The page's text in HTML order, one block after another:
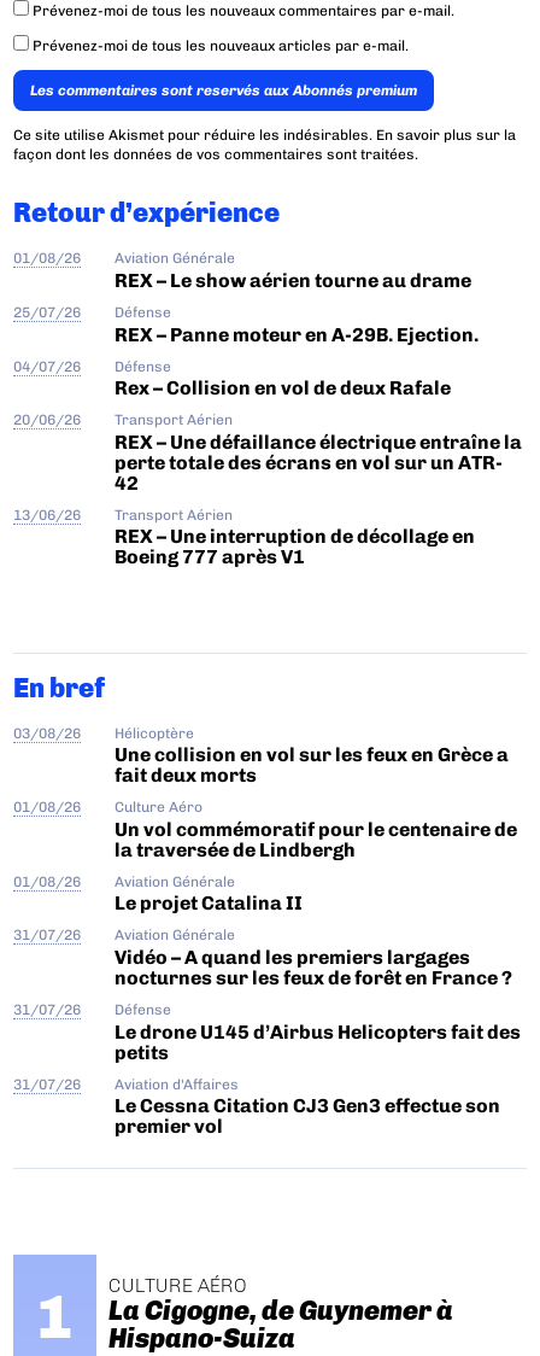
Prévenez-moi de tous les nouveaux commentaires par e-mail.
Prévenez-moi de tous les nouveaux articles par e-mail.
Les commentaires sont reservés aux Abonnés premium
Ce site utilise Akismet pour réduire les indésirables. En savoir plus sur la
façon dont les données de vos commentaires sont traitées.
Retour d’expérience
01/08/26 Aviation Générale
REX – Le show aérien tourne au drame
25/07/26 Défense
REX – Panne moteur en A-29B. Ejection.
04/07/26 Défense
Rex – Collision en vol de deux Rafale
20/06/26 Transport Aérien
REX – Une défaillance électrique entraîne la
perte totale des écrans en vol sur un ATR-
42
13/06/26 Transport Aérien
REX – Une interruption de décollage en
Boeing 777 après V1
En bref
03/08/26 Hélicoptère
Une collision en vol sur les feux en Grèce a
fait deux morts
01/08/26 Culture Aéro
Un vol commémoratif pour le centenaire de
la traversée de Lindbergh
01/08/26 Aviation Générale
Le projet Catalina II
31/07/26 Aviation Générale
Vidéo – A quand les premiers largages
nocturnes sur les feux de forêt en France ?
31/07/26 Défense
Le drone U145 d’Airbus Helicopters fait des
petits
31/07/26 Aviation d'Affaires
Le Cessna Citation CJ3 Gen3 effectue son
premier vol
CULTURE AÉRO
La Cigogne, de Guynemer à
Hispano-Suiza